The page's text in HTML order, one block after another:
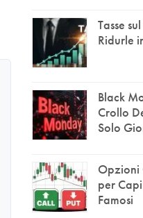
Tasse
Ridurle
Black
Crollo
Solo
Opzioni
per
Famosi